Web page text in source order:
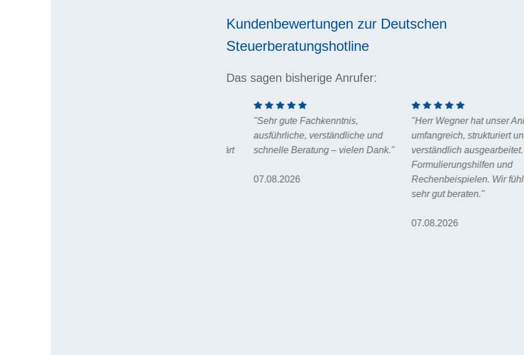
Kundenbewertungen zur Deutschen
Steuerberatungshotline
Das sagen bisherige Anrufer:
"Herr Wegner hat unser Anliegen sehr
umfangreich, strukturiert und
verständlich ausgearbeitet. Mit
Rechenbeispielen. Wir fühlen uns
"Schnelle und kompetente
06.08.2026